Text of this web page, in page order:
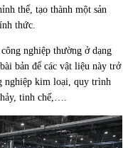
thể, tạo thành một sản
thức.
nghiệp thường ở dạng
bản để các vật liệu này trở
nghiệp kim loại, quy trình
tinh chế,….